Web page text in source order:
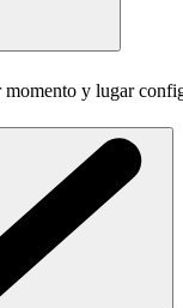
y lugar